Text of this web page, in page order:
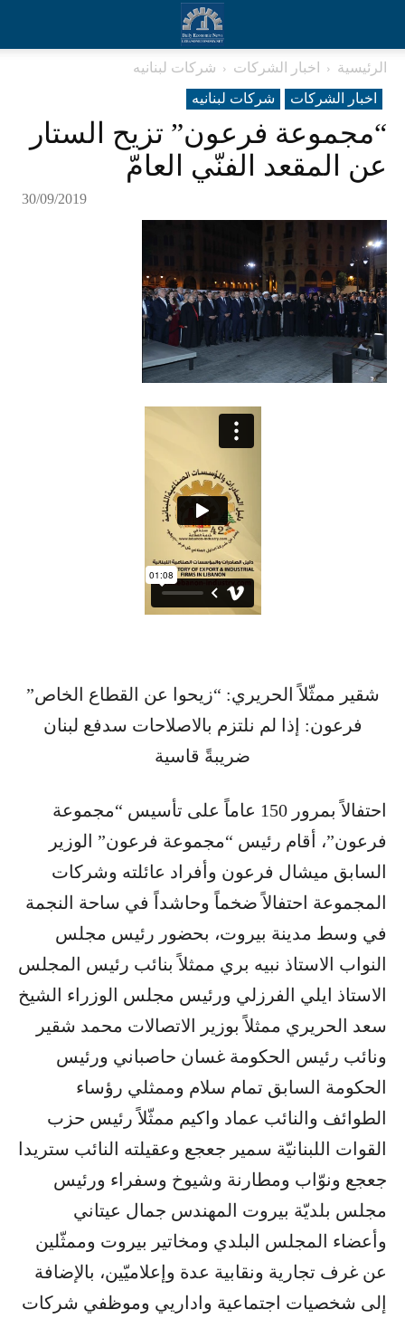
الرئيسية اخبار الشركات
شرکات لبنانیه
اخبار الشركات
شرکات لبنانیه
“مجموعة فرعون” تزيح الستار
عن المقعد الفنّي العامّ
30/09/2019
شقير ممثّلاً الحريري: “زيحوا عن القطاع الخاص”
فرعون: إذا لم نلتزم بالاصلاحات سدفع لبنان
ضريبةً قاسية
احتفالاً بمرور 150 عاماً على تأسيس “مجموعة
فرعون”، أقام رئيس “مجموعة فرعون” الوزير
السابق ميشال فرعون وأفراد عائلته وشركات
المجموعة احتفالاً ضخماً وحاشداً في ساحة النجمة
في وسط مدينة بيروت، بحضور رئيس مجلس
النواب الاستاذ نبيه بري ممثلاً بنائب رئيس المجلس
الاستاذ ايلي الفرزلي ورئيس مجلس الوزراء الشيخ
سعد الحريري ممثلاً بوزير الاتصالات محمد شقير
ونائب رئيس الحكومة غسان حاصباني ورئيس
الحكومة السابق تمام سلام وممثلي رؤساء
الطوائف والنائب عماد واكيم ممثّلاً رئيس حزب
القوات اللبنانيّة سمير جعجع وعقيلته النائب ستريدا
جعجع ونوّاب ومطارنة وشيوخ وسفراء ورئيس
مجلس بلديّة بيروت المهندس جمال عيتاني
وأعضاء المجلس البلدي ومخاتير بيروت وممثّلين
عن غرف تجارية ونقابية عدة وإعلاميّين، بالإضافة
إلى شخصيات اجتماعية واداريي وموظفي شركات